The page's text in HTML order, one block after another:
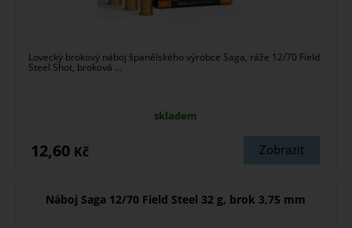
Lovecký brokový náboj španělského výrobce Saga, ráže 12/70 Field
Steel Shot, broková ...
skladem
Zobrazit
12,60 Kč
Náboj Saga 12/70 Field Steel 32 g, brok 3,75 mm